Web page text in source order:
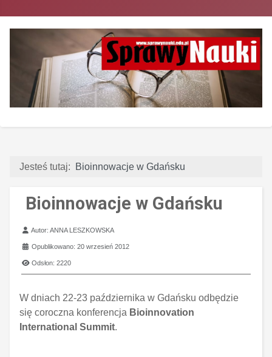
Jesteś tutaj: Bioinnowacje w Gdańsku
Bioinnowacje w Gdańsku
Szczegóły
Autor:ANNA LESZKOWSKA
Opublikowano: 20 wrzesień 2012
Odsłon: 2220
W dniach 22-23 października w Gdańsku odbędzie
się coroczna konferencja Bioinnovation
International Summit.